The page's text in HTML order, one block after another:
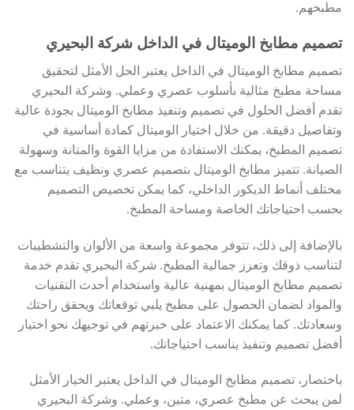
مطبخهم.
تصميم مطابخ الوميتال في الداخل شركة البحيري
تصميم مطابخ الوميتال في الداخل يعتبر الحل الأمثل لتحقيق
مساحة مطبخ مثالية بأسلوب عصري وعملي. وشركة البحيري
تقدم أفضل الحلول في تصميم وتنفيذ مطابخ الوميتال بجودة عالية
وتفاصيل دقيقة. من خلال اختيار الوميتال كمادة أساسية في
تصميم المطبخ، يمكنك الاستفادة من مزايا القوة والمتانة وسهولة
الصيانة. تتميز مطابخ الوميتال بتصميم عصري ونظيف يتناسب مع
مختلف أنماط الديكور الداخلي، كما يمكن تخصيص التصميم
بحسب احتياجاتك الخاصة ومساحة المطبخ.
بالإضافة إلى ذلك، تتوفر مجموعة واسعة من الألوان والتشطيبات
لتناسب ذوقك وتعزز جمالية المطبخ. شركة البحيري تقدم خدمة
تصميم مطابخ الوميتال بمهنية عالية واستخدام أحدث التقنيات
والمواد لضمان الحصول على مطبخ يلبي توقعاتك ويحقق راحتك
وسعادتك. كما يمكنك الاعتماد على خبرتهم في توجيهك نحو اختيار
أفضل تصميم وتنفيذ يناسب احتياجاتك.
باختصار، تصميم مطابخ الوميتال في الداخل يعتبر الخيار الأمثل
لمن يبحث عن مطبخ عصري، متين، وعملي. وشركة البحيري